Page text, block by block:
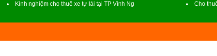
Kinh nghiệm cho thuê xe tự lái tại TP Vinh Ng
Cho